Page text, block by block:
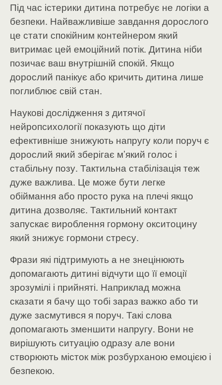
Під час істерики дитина потребує не логіки а
безпеки. Найважливіше завдання дорослого
це стати спокійним контейнером який
витримає цей емоційний потік. Дитина ніби
позичає ваш внутрішній спокій. Якщо
дорослий панікує або кричить дитина лише
поглиблює свій стан.
Наукові дослідження з дитячої
нейропсихології показують що діти
ефективніше знижують напругу коли поруч є
дорослий який зберігає м’який голос і
стабільну позу. Тактильна стабілізація теж
дуже важлива. Це може бути легке
обіймання або просто рука на плечі якщо
дитина дозволяє. Тактильний контакт
запускає вироблення гормону окситоцину
який знижує гормони стресу.
Фрази які підтримують а не знецінюють
допомагають дитині відчути що її емоції
зрозумілі і прийняті. Наприклад можна
сказати я бачу що тобі зараз важко або ти
дуже засмутився я поруч. Такі слова
допомагають зменшити напругу. Вони не
вирішують ситуацію одразу але вони
створюють місток між розбурханою емоцією і
безпекою.